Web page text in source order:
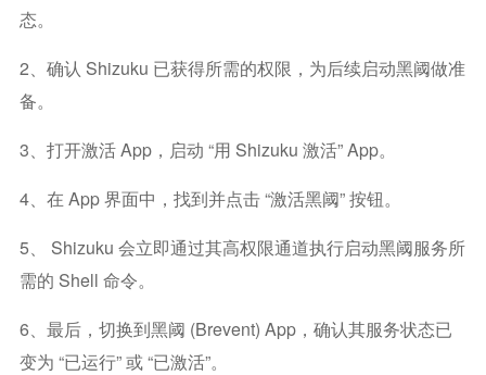
态。
2、确认 Shizuku 已获得所需的权限，为后续启动黑阈做准
备。
3、打开激活 App，启动 “用 Shizuku 激活” App。
4、在 App 界面中，找到并点击 “激活黑阈” 按钮。
5、 Shizuku 会立即通过其高权限通道执行启动黑阈服务所
需的 Shell 命令。
6、最后，切换到黑阈 (Brevent) App，确认其服务状态已
变为 “已运行” 或 “已激活”。